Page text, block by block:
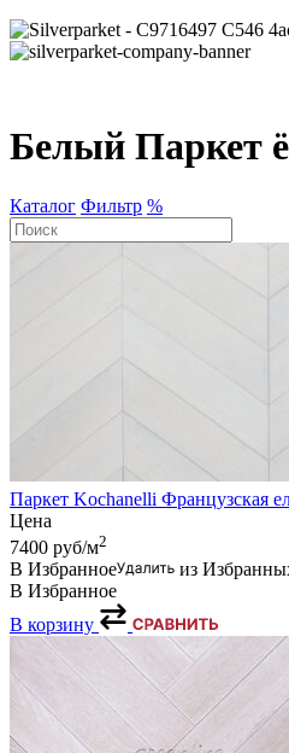
Белый Паркет
Каталог Фильтр %
Паркет Kochanelli Французская
Цена
7400 руб/м2
В Избранное
из
В Избранное
В корзину